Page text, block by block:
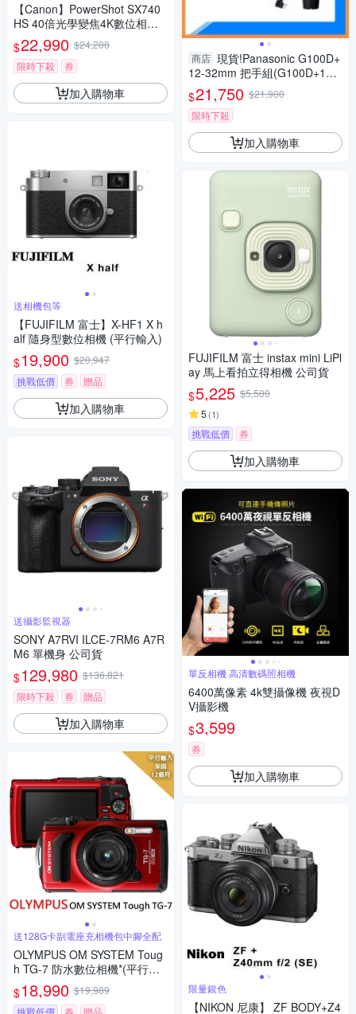
【Canon】PowerShot SX740
HS 40倍光學變焦4K數位相機
(中文平輸)
$22,990 $24,200
限時下殺
券
加入購物車
送相機包等
【FUJIFILM 富士】X-HF1 X h
alf 隨身型數位相機 (平行輸入)
$19,900 $20,947
挑戰低價
券 贈品
加入購物車
送攝影監視器
SONY A7RVI ILCE-7RM6 A7R
M6 單機身 公司貨
$129,980 $136,821
限時下殺
券 贈品
加入購物車
送128G卡副電座充相機包中腳全配
OLYMPUS OM SYSTEM Toug
h TG-7 防水數位相機*(平行輸
入)-紅
$18,990 $19,989
商店 現貨!Panasonic G100D+
12-32mm 把手組(G100D+123
2+SHGR2，公司貨)G100
$21,750 $21,900
限時下殺
加入購物車
FUJIFILM 富士 instax mini LiPl
ay 馬上看拍立得相機 公司貨
$5,225 $5,500
5 (1)
挑戰低價 券
加入購物車
單反相機 高清數碼照相機
6400萬像素 4k雙攝像機 夜視D
V攝影機
$3,599
券
加入購物車
限量銀色
【NIKON 尼康】 ZF BODY+Z4